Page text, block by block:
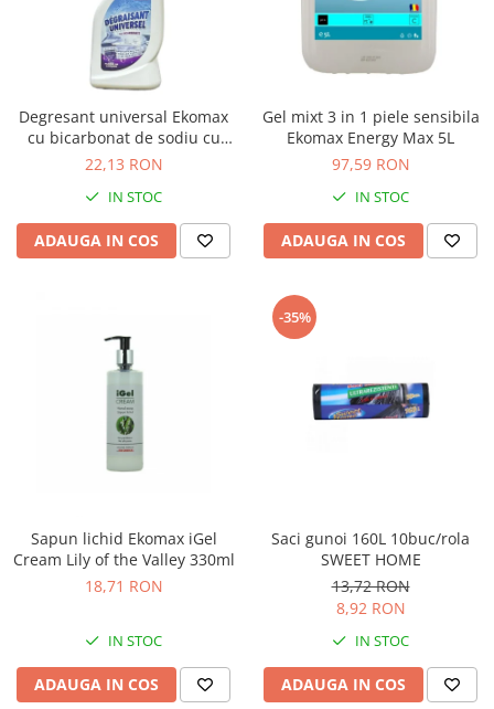
Bibliorafturi, caiete mecanice,
separatoare
Capsatoare, capse si perforatoare
Caiete si blocnotesuri
Dosare, folii protectie si mape
Accesorii diverse pentru birou
Etichetare si ambalare
Arhivare si depozitare
Pixuri metalice
Seturi de scris Premium
Instrumente de scris eco
Creioane mecanice si grafit
Finelinere
Textmarkere
Markere diverse
Rezerve instrumente scris
Tavite documente si suporturi
Degresant universal Ekomax
cu bicarbonat de sodiu cu
pulverizator 500ml
22,13 RON
IN STOC
ADAUGA IN COS
Gel mixt 3 in 1 piele sensibila
Ekomax Energy Max 5L
97,59 RON
IN STOC
ADAUGA IN COS
Sapun lichid Ekomax iGel
Cream Lily of the Valley 330ml
18,71 RON
IN STOC
ADAUGA IN COS
-35%
Saci gunoi 160L 10buc/rola
SWEET HOME
13,72 RON
8,92 RON
IN STOC
ADAUGA IN COS